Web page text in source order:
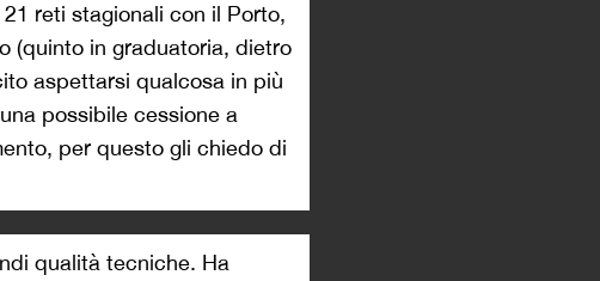
reti stagionali con il Porto,
(quinto in graduatoria, dietro
aspettarsi qualcosa in più
possibile cessione a
per questo gli chiedo di
qualità tecniche. Ha